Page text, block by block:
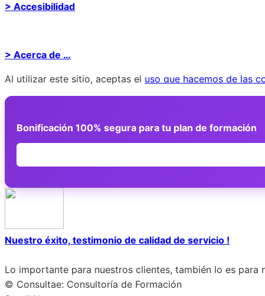
> Accesibilidad
> Acerca de …
Al utilizar este sitio, aceptas el uso que hacemos de las
Bonificación 100% segura para tu plan de formación
Nuestro éxito, testimonio de calidad de servicio !
Lo importante para nuestros clientes, también lo es para
© Consultae: Consultoría de Formación